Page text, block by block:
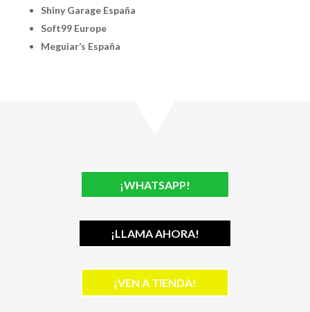
Shiny Garage España
Soft99 Europe
Meguiar’s España
¡WHATSAPP!
¡LLAMA AHORA!
¡VEN A TIENDA!